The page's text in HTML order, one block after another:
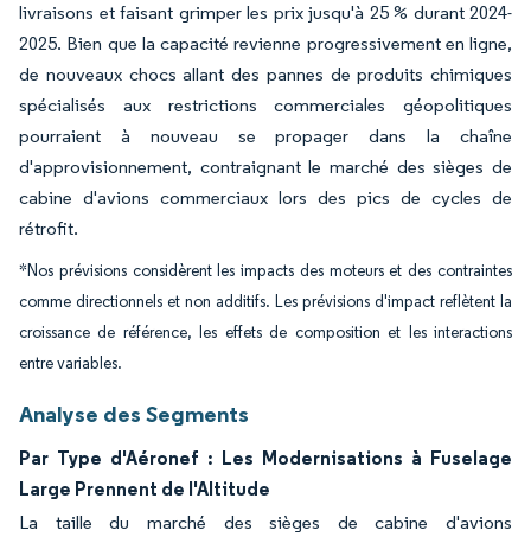
livraisons et faisant grimper les prix jusqu'à 25 % durant 2024-
2025. Bien que la capacité revienne progressivement en ligne,
de nouveaux chocs allant des pannes de produits chimiques
spécialisés aux restrictions commerciales géopolitiques
pourraient à nouveau se propager dans la chaîne
d'approvisionnement, contraignant le marché des sièges de
cabine d'avions commerciaux lors des pics de cycles de
rétrofit.
*Nos prévisions considèrent les impacts des moteurs et des contraintes
comme directionnels et non additifs. Les prévisions d'impact reflètent la
croissance de référence, les effets de composition et les interactions
entre variables.
Analyse des Segments
Par Type d'Aéronef : Les Modernisations à Fuselage
Large Prennent de l'Altitude
La taille du marché des sièges de cabine d'avions